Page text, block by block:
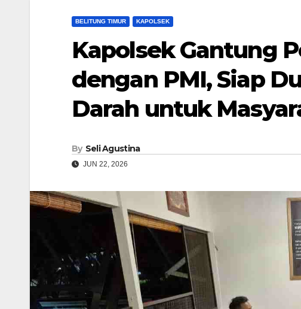
BELITUNG TIMUR KAPOLSEK
Kapolsek Gantung
dengan PMI, Siap
Darah untuk
By Seli Agustina
JUN 22, 2026